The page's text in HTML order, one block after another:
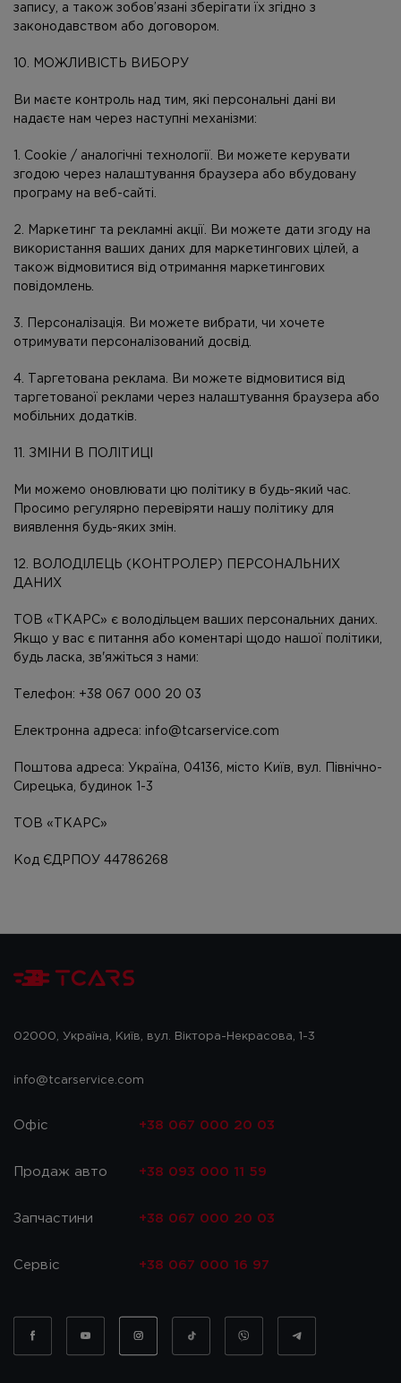
запису, а також зобов’язані зберігати їх згідно з
законодавством або договором.
10. МОЖЛИВІСТЬ ВИБОРУ
Ви маєте контроль над тим, які персональні дані ви
надаєте нам через наступні механізми:
1. Cookie / аналогічні технології. Ви можете керувати
згодою через налаштування браузера або вбудовану
програму на веб-сайті.
2. Маркетинг та рекламні акції. Ви можете дати згоду на
використання ваших даних для маркетингових цілей, а
також відмовитися від отримання маркетингових
повідомлень.
3. Персоналізація. Ви можете вибрати, чи хочете
отримувати персоналізований досвід.
4. Таргетована реклама. Ви можете відмовитися від
таргетованої реклами через налаштування браузера або
мобільних додатків.
11. ЗМІНИ В ПОЛІТИЦІ
Ми можемо оновлювати цю політику в будь-який час.
Просимо регулярно перевіряти нашу політику для
виявлення будь-яких змін.
12. ВОЛОДІЛЕЦЬ (КОНТРОЛЕР) ПЕРСОНАЛЬНИХ
ДАНИХ
ТОВ «ТКАРС» є володільцем ваших персональних даних.
Якщо у вас є питання або коментарі щодо нашої політики,
будь ласка, зв'яжіться з нами:
Телефон: +38 067 000 20 03
Електронна адреса: info@tcarservice.com
Поштова адреса: Україна, 04136, місто Київ, вул. Північно-
Сирецька, будинок 1-3
ТОВ «ТКАРС»
Код ЄДРПОУ 44786268
02000, Україна, Київ, вул. Віктора-Некрасова, 1-3
info@tcarservice.com
Офіс +38 067 000 20 03
Продаж авто +38 093 000 11 59
Запчастини +38 067 000 20 03
Сервіс +38 067 000 16 97